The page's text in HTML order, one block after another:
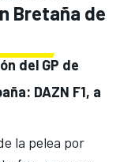
Bretaña de
del GP de
DAZN F1, a
la pelea por